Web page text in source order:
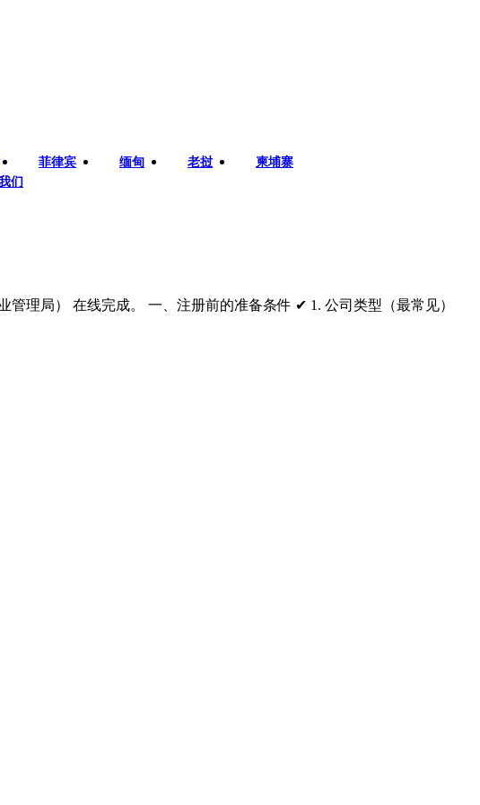
菲律宾 缅甸 老挝
柬埔寨
们
理局） 在线完成。 一、注册前的准备条件 ✔ 1. 公司类型（最常见）